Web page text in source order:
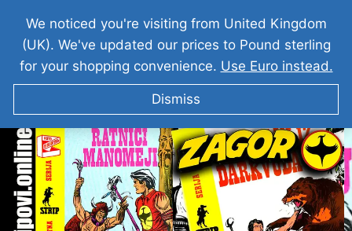
ZAGOR Ratnici Manomeji
We noticed you're visiting from United Kingdom
(UK). We've updated our prices to Pound sterling
for your shopping convenience. Use Euro instead.
Dismiss